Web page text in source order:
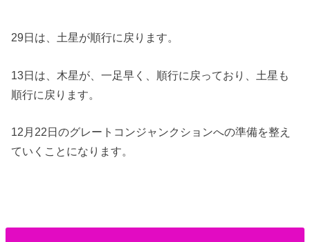
29日は、土星が順行に戻ります。
13日は、木星が、一足早く、順行に戻っており、土星も
順行に戻ります。
12月22日のグレートコンジャンクションへの準備を整え
ていくことになります。